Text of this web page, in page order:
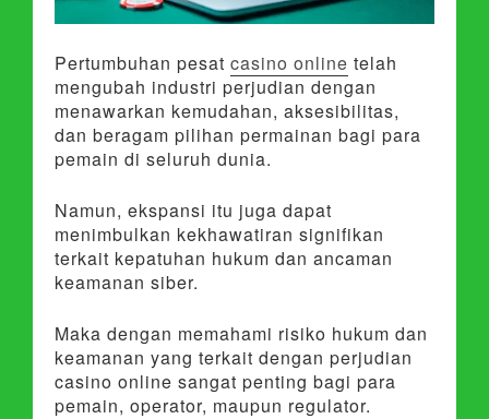
Pertumbuhan pesat casino online telah
mengubah industri perjudian dengan
menawarkan kemudahan, aksesibilitas,
dan beragam pilihan permainan bagi para
pemain di seluruh dunia.
Namun, ekspansi itu juga dapat
menimbulkan kekhawatiran signifikan
terkait kepatuhan hukum dan ancaman
keamanan siber.
Maka dengan memahami risiko hukum dan
keamanan yang terkait dengan perjudian
casino online sangat penting bagi para
pemain, operator, maupun regulator.